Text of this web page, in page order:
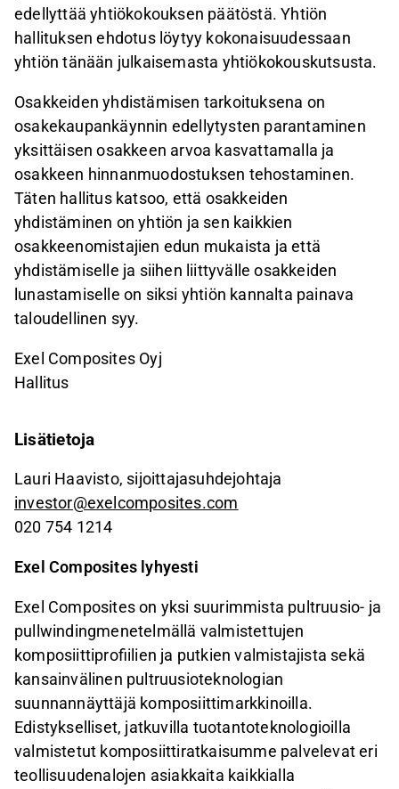
edellyttää yhtiökokouksen päätöstä. Yhtiön
hallituksen ehdotus löytyy kokonaisuudessaan
yhtiön tänään julkaisemasta yhtiökokouskutsusta.
Osakkeiden yhdistämisen tarkoituksena on
osakekaupankäynnin edellytysten parantaminen
yksittäisen osakkeen arvoa kasvattamalla ja
osakkeen hinnanmuodostuksen tehostaminen.
Täten hallitus katsoo, että osakkeiden
yhdistäminen on yhtiön ja sen kaikkien
osakkeenomistajien edun mukaista ja että
yhdistämiselle ja siihen liittyvälle osakkeiden
lunastamiselle on siksi yhtiön kannalta painava
taloudellinen syy.
Exel Composites Oyj
Hallitus
Lisätietoja
Lauri Haavisto, sijoittajasuhdejohtaja
investor@exelcomposites.com
020 754 1214
Exel Composites lyhyesti
Exel Composites on yksi suurimmista pultruusio- ja
pullwindingmenetelmällä valmistettujen
komposiittiprofiilien ja putkien valmistajista sekä
kansainvälinen pultruusioteknologian
suunnannäyttäjä komposiittimarkkinoilla.
Edistykselliset, jatkuvilla tuotantoteknologioilla
valmistetut komposiittiratkaisumme palvelevat eri
teollisuudenalojen asiakkaita kaikkialla